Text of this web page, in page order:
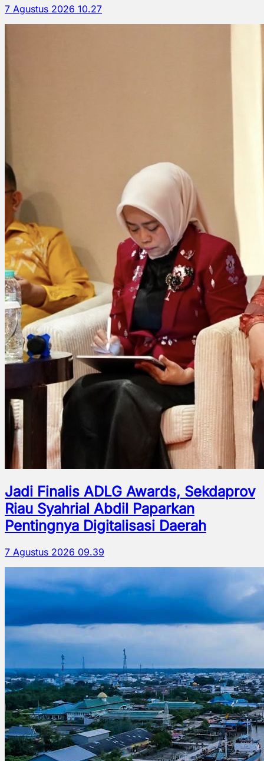
7 Agustus 2026 10.27
Jadi Finalis ADLG Awards, Sekdaprov
Riau Syahrial Abdil Paparkan
Pentingnya Digitalisasi Daerah
7 Agustus 2026 09.39